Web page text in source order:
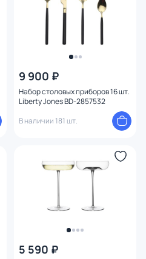
9 900 ₽
Набор столовых приборов 16 шт.
Liberty Jones BD-2857532
В наличии 181 шт.
5 590 ₽